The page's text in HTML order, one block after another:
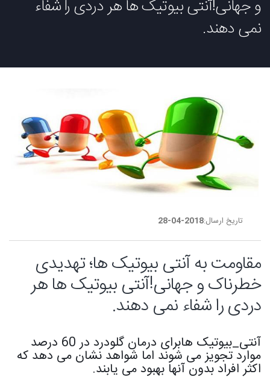
و جهانی!آنتی بیوتیک ها هر دردی را شفاء
نمی دهند.
تاریخ ارسال:2018-04-28
مقاومت به آنتی بیوتیک ها؛ تهدیدی
خطرناک و جهانی!آنتی بیوتیک ها هر
دردی را شفاء نمی دهند.
آنتی_بیوتیک هابرای درمان گلودرد در 60 درصد
موارد تجویز می شوند اما شواهد نشان می دهد که
اکثر افراد بدون آنها بهبود می یابند.